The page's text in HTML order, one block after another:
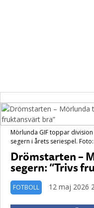
Mörlunda GIF toppar
segern i årets seriespel.
Drömstarten –
segern: ”Trivs
FOTBOLL 12 maj 2026